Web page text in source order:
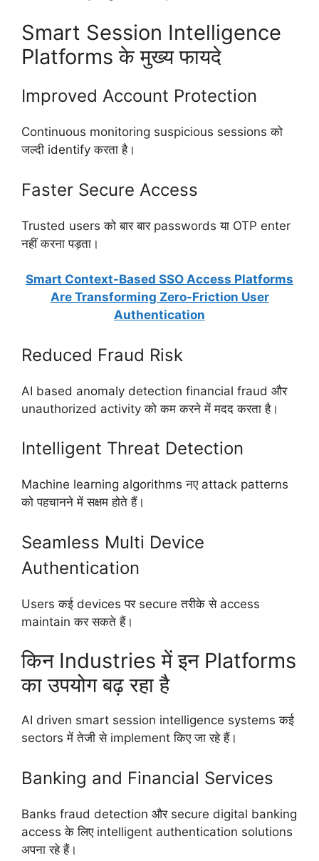
Smart Session Intelligence
Platforms के मुख्य फायदे
Improved Account Protection
Continuous monitoring suspicious sessions को
जल्दी identify करता है।
Faster Secure Access
Trusted users को बार बार passwords या OTP enter
नहीं करना पड़ता।
Smart Context-Based SSO Access Platforms
Are Transforming Zero-Friction User
Authentication
Reduced Fraud Risk
AI based anomaly detection financial fraud और
unauthorized activity को कम करने में मदद करता है।
Intelligent Threat Detection
Machine learning algorithms नए attack patterns
को पहचानने में सक्षम होते हैं।
Seamless Multi Device
Authentication
Users कई devices पर secure तरीके से access
maintain कर सकते हैं।
किन Industries में इन Platforms
का उपयोग बढ़ रहा है
AI driven smart session intelligence systems कई
sectors में तेजी से implement किए जा रहे हैं।
Banking and Financial Services
Banks fraud detection और secure digital banking
access के लिए intelligent authentication solutions
अपना रहे हैं।